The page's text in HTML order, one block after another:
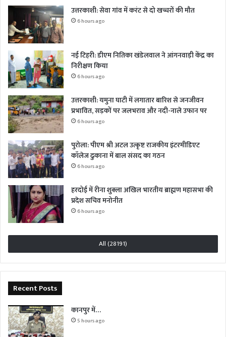
उत्तरकाशी: सेवा गांव में करंट से दो खच्चरों की मौत
6 hours ago
नई टिहरी: डीएम नितिका खंडेलवाल ने आंगनवाड़ी केंद्र का
निरीक्षण किया
6 hours ago
उत्तरकाशी: यमुना घाटी में लगातार बारिश से जनजीवन
प्रभावित, सड़कों पर जलभराव और नदी-नाले उफान पर
6 hours ago
पुरोला: पीएम श्री अटल उत्कृष्ट राजकीय इंटरमीडिएट
कॉलेज ढुकाना में बाल संसद का गठन
6 hours ago
हरदोई में रीना शुक्ला अखिल भारतीय ब्राह्मण महासभा की
प्रदेश सचिव मनोनीत
6 hours ago
All (28191)
Recent Posts
कानपुर में…
5 hours ago